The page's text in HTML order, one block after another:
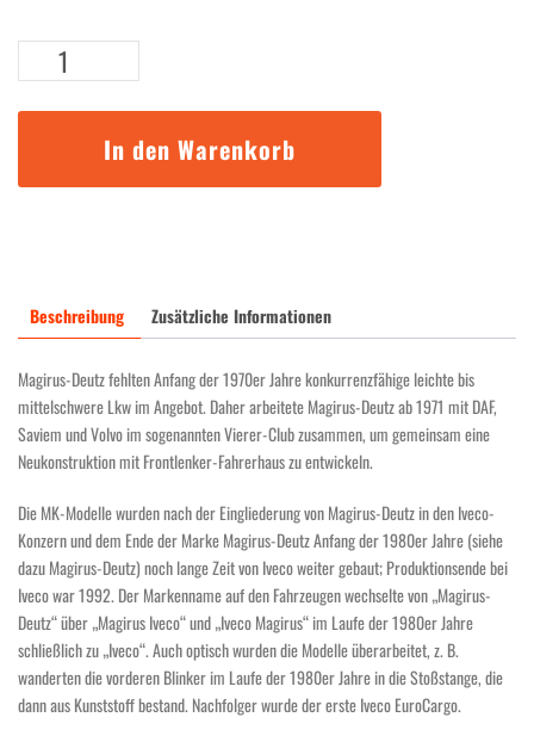
/
Magirus
(LWR)
für
Volt
Fahrzeuge
Menge
In den Warenkorb
Beschreibung Zusätzliche Informationen
Magirus-Deutz fehlten Anfang der 1970er Jahre konkurrenzfähige leichte bis
mittelschwere Lkw im Angebot. Daher arbeitete Magirus-Deutz ab 1971 mit DAF,
Saviem und Volvo im sogenannten Vierer-Club zusammen, um gemeinsam eine
Neukonstruktion mit Frontlenker-Fahrerhaus zu entwickeln.
Die MK-Modelle wurden nach der Eingliederung von Magirus-Deutz in den Iveco-
Konzern und dem Ende der Marke Magirus-Deutz Anfang der 1980er Jahre (siehe
dazu Magirus-Deutz) noch lange Zeit von Iveco weiter gebaut; Produktionsende bei
Iveco war 1992. Der Markenname auf den Fahrzeugen wechselte von „Magirus-
Deutz“ über „Magirus Iveco“ und „Iveco Magirus“ im Laufe der 1980er Jahre
schließlich zu „Iveco“. Auch optisch wurden die Modelle überarbeitet, z. B.
wanderten die vorderen Blinker im Laufe der 1980er Jahre in die Stoßstange, die
dann aus Kunststoff bestand. Nachfolger wurde der erste Iveco EuroCargo.